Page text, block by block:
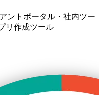
ントポータル・社内ツー
リ作成ツール